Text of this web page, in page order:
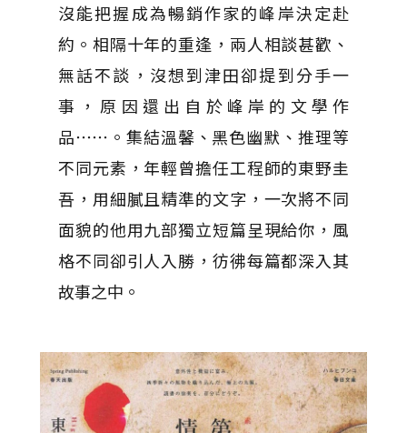
沒能把握成為暢銷作家的峰岸決定赴
約。相隔十年的重逢，兩人相談甚歡、
無話不談，沒想到津田卻提到分手一
事，原因還出自於峰岸的文學作
品⋯⋯。集結溫馨、黑色幽默、推理等
不同元素，年輕曾擔任工程師的東野圭
吾，用細膩且精準的文字，一次將不同
面貌的他用九部獨立短篇呈現給你，風
格不同卻引人入勝，彷彿每篇都深入其
故事之中。